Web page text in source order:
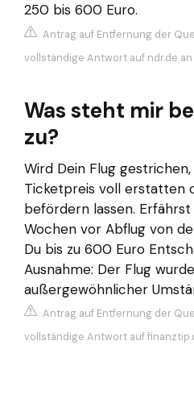
250 bis 600 Euro.
Antrag auf Entfernung der
vollständige Antwort auf ndr.de an
Was steht mir
zu?
Wird Dein Flug
Ticketpreis voll erstatten
befördern lassen.
Wochen vor Abflug von
Du bis zu 600 Euro
Ausnahme: Der Flug
außergewöhnlicher
Antrag auf Entfernung der
vollständige Antwort auf